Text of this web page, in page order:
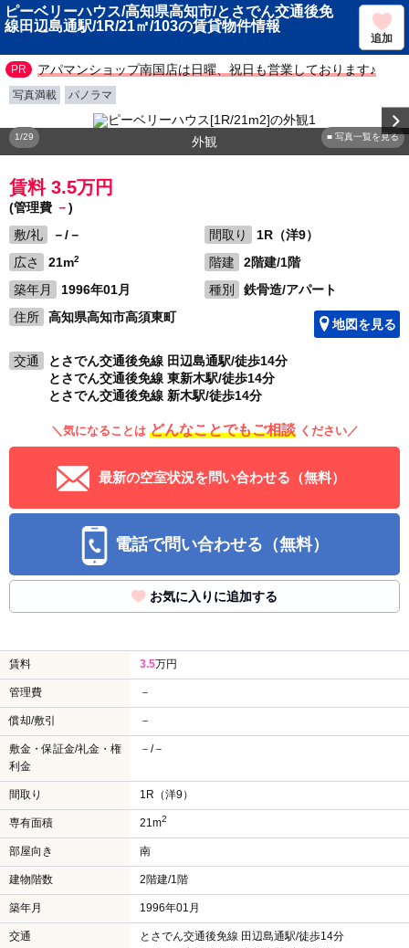
ピーベリーハウス/高知県高知市/とさでん交通後免
線田辺島通駅/1R/21㎡/103の賃貸物件情報
追加
アパマンショップ南国店は日曜、祝日も営業しております♪
写真満載 パノラマ
■ 写真一覧を見る
1/29 外観
賃料 3.5万円
(管理費 －)
敷/礼
－/－ 間取り
1R（洋9）
広さ
21m2 階建
2階建/1階
築年月
1996年01月 種別
鉄骨造/アパート
住所
高知県高知市高須東町 地図を見る
交通
とさでん交通後免線 田辺島通駅/徒歩14分
とさでん交通後免線 東新木駅/徒歩14分
とさでん交通後免線 新木駅/徒歩14分
＼気になることは どんなことでもご相談 ください／
最新の空室状況を問い合わせる（無料）
電話で問い合わせる（無料）
お気に入りに追加する
賃料 3.5万円
管理費 －
償却/敷引 －
敷金・保証金/礼金・権
利金
－/－
間取り 1R（洋9）
専有面積 21m2
部屋向き 南
建物階数 2階建/1階
築年月 1996年01月
交通
とさでん交通後免線 田辺島通駅/徒歩14分